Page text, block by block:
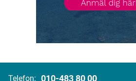
Telefon: 010-483 80 00